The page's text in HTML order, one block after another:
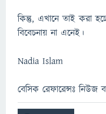
কিন্তু, এখানে তাই করা
বিবেচনায় না এনেই।
Nadia Islam
বেসিক রেফারেন্সঃ নিউজ